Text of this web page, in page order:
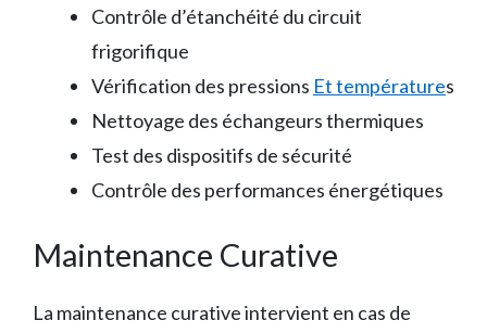
Contrôle d’étanchéité du circuit
frigorifique
Vérification des pressions Et températures
Nettoyage des échangeurs thermiques
Test des dispositifs de sécurité
Contrôle des performances énergétiques
Maintenance Curative
La maintenance curative intervient en cas de